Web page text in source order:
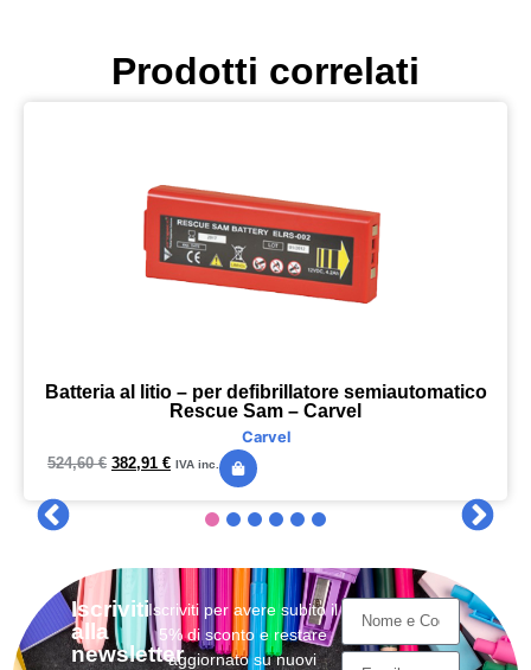
Prodotti correlati
Batteria al litio – per defibrillatore semiautomatico
Rescue Sam – Carvel
Carvel
524,60€ 382,91 € IVA inc.
Iscriviti
alla
newsletter
Iscriviti per avere subito il
5% di sconto e restare
aggiornato su nuovi